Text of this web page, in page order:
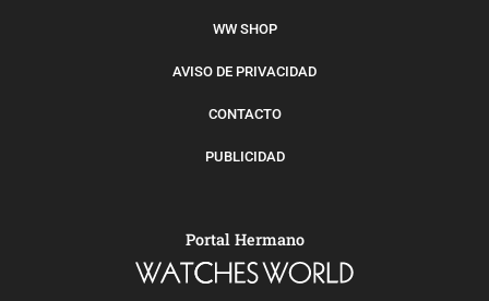
WW SHOP
AVISO DE PRIVACIDAD
CONTACTO
PUBLICIDAD
Portal Hermano